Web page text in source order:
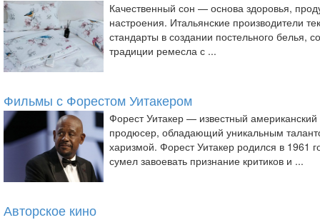
Качественный сон — основа здоровья,
настроения. Итальянские производители
стандарты в создании постельного белья,
традиции ремесла с ...
Фильмы с Форестом Уитакером
Форест Уитакер — известный
продюсер, обладающий уникальным
харизмой. Форест Уитакер родился в 1961
сумел завоевать признание критиков и ...
Авторское кино